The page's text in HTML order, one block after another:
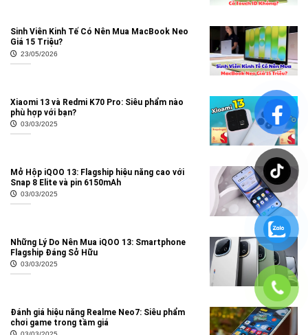
Sinh Viên Kinh Tế Có Nên Mua MacBook Neo
Giá 15 Triệu?
23/05/2026
Xiaomi 13 và Redmi K70 Pro: Siêu phẩm nào
phù hợp với bạn?
03/03/2025
Mở Hộp iQOO 13: Flagship hiệu năng cao với
Snap 8 Elite và pin 6150mAh
03/03/2025
Những Lý Do Nên Mua iQOO 13: Smartphone
Flagship Đáng Sở Hữu
03/03/2025
Đánh giá hiệu năng Realme Neo7: Siêu phẩm
chơi game trong tầm giá